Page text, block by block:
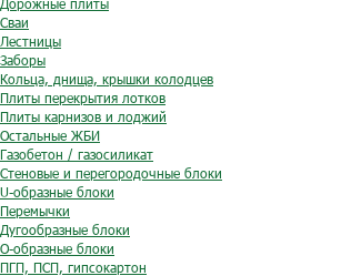
Дорожные плиты
Сваи
Лестницы
Заборы
Кольца, днища, крышки колодцев
Плиты перекрытия лотков
Плиты карнизов и лоджий
Остальные ЖБИ
Газобетон / газосиликат
Стеновые и перегородочные блоки
U-образные блоки
Перемычки
Дугообразные блоки
O-образные блоки
ПГП, ПСП, гипсокартон